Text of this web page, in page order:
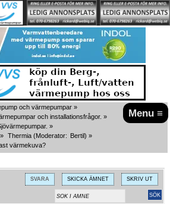
Menu ≡
och värmepumpar »
och installationsfrågor. »
»
» Thermia (Moderator: Bertil) »
värmekuva?
SVARA SKICKA ÄMNET SKRIV UT